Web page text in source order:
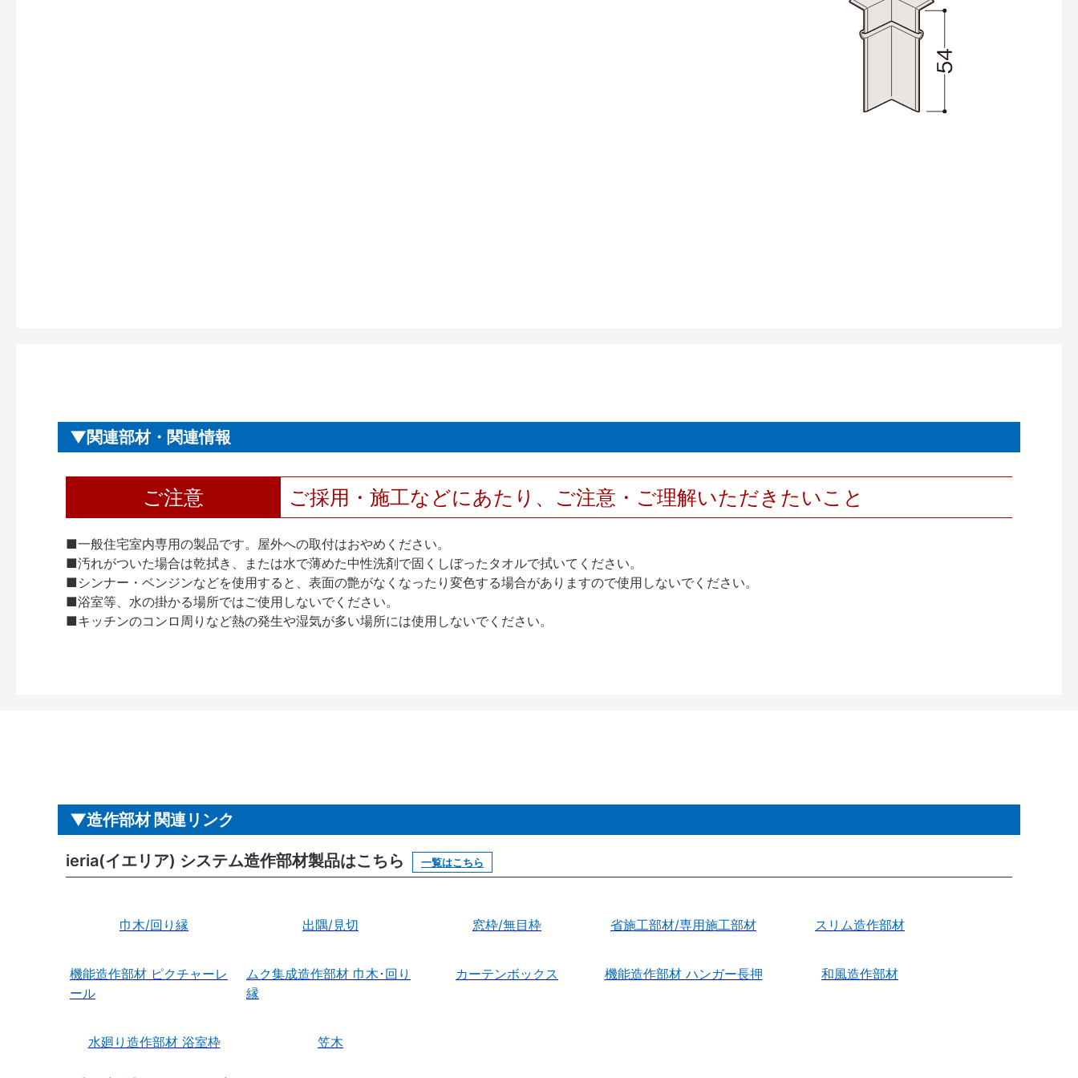
関連部材・関連情報
ご注意 ご採用・施工などにあたり、ご注意・ご理解いただきたいこと
■一般住宅室内専用の製品です。屋外への取付はおやめください。
■汚れがついた場合は乾拭き、または水で薄めた中性洗剤で固くしぼったタオルで拭いてください。
■シンナー・ベンジンなどを使用すると、表面の艶がなくなったり変色する場合がありますので使用しないでください。
■浴室等、水の掛かる場所ではご使用しないでください。
■キッチンのコンロ周りなど熱の発生や湿気が多い場所には使用しないでください。
造作部材 関連リンク
ieria(イエリア) システム造作部材製品はこちら 一覧はこちら
巾木/回り縁 出隅/見切 窓枠/無目枠 省施工部材/専用施工部材 スリム造作部材
機能造作部材 ピクチャーレ
ール
ムク集成造作部材 巾木･回り
縁
カーテンボックス 機能造作部材 ハンガー長押 和風造作部材
水廻り造作部材 浴室枠 笠木